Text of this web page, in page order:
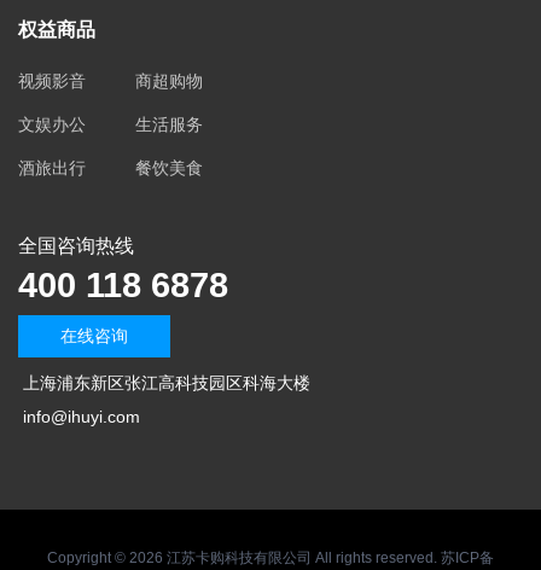
权益商品
视频影音 商超购物
文娱办公 生活服务
酒旅出行 餐饮美食
全国咨询热线
400 118 6878
在线咨询
上海浦东新区张江高科技园区科海大楼
info@ihuyi.com
Copyright © 2026 江苏卡购科技有限公司 All rights reserved. 苏ICP备